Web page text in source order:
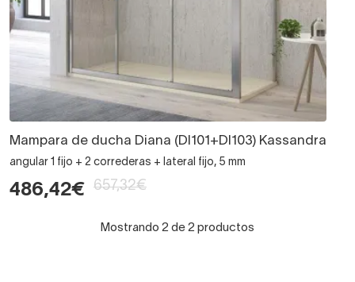
Mampara de ducha Diana (DI101+DI103) Kassandra
angular 1 fijo + 2 correderas + lateral fijo, 5 mm
486,42€ 657,32€
Mostrando 2 de 2 productos